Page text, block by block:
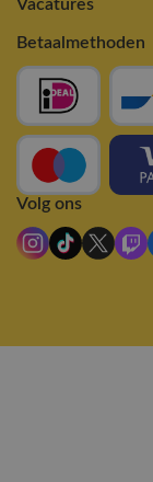
Vacatures
Betaalmethoden
Volg ons